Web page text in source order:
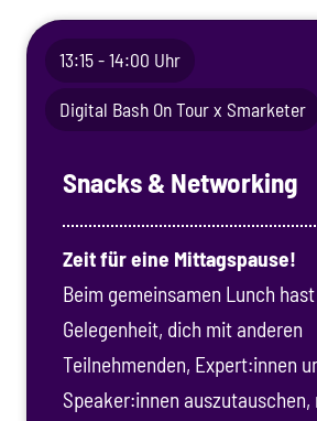
13:15 - 14:00 Uhr
Digital Bash On Tour x Smarketer
Snacks & Networking
Zeit für eine Mittagspause!
Beim gemeinsamen Lunch
Gelegenheit, dich mit anderen
Teilnehmenden, Expert:innen
Speaker:innen auszutauschen,